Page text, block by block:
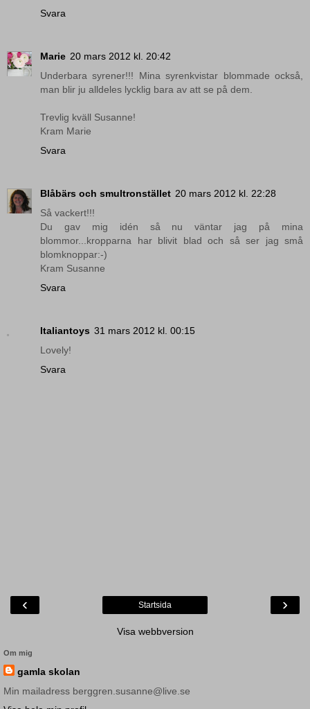
Svara
Marie 20 mars 2012 kl. 20:42
Underbara syrener!!! Mina syrenkvistar blommade också,
man blir ju alldeles lycklig bara av att se på dem.
Trevlig kväll Susanne!
Kram Marie
Svara
Blåbärs och smultronstället 20 mars 2012 kl. 22:28
Så vackert!!!
Du gav mig idén så nu väntar jag på mina
blommor...kropparna har blivit blad och så ser jag små
blomknoppar:-)
Kram Susanne
Svara
Italiantoys 31 mars 2012 kl. 00:15
Lovely!
Svara
‹ ›
Startsida
Visa webbversion
Om mig
gamla skolan
Min mailadress berggren.susanne@live.se